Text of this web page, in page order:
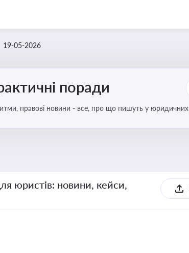
19-05-2026
поради
правові новини - все, про що пишуть у юридичних
юристів: новини, кейси,